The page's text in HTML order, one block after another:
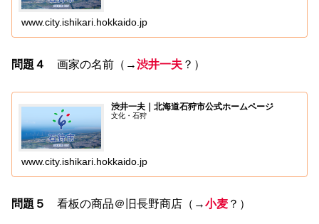
www.city.ishikari.hokkaido.jp
問題４ 画家の名前（→渋井一夫 ？）
渋井一夫｜北海道石狩市公式ホームページ
文化・石狩
www.city.ishikari.hokkaido.jp
問題５ 看板の商品＠旧長野商店（→小麦 ？）